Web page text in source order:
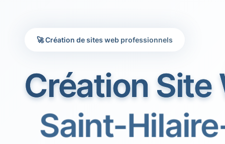
🚀 Création de sites web professionnels
Création Site
Saint-